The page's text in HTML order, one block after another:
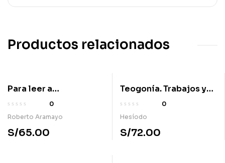
Productos relacionados
Para leer a
Schopenhauer
0
Roberto Aramayo
S/65.00
Teogonía. Trabajos y
días. Escudo.
Certamen
0
Hesíodo
S/72.00